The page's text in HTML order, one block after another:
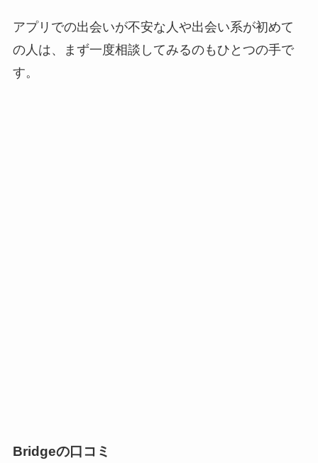
アプリでの出会いが不安な人や出会い系が初めて
の人は、まず一度相談してみるのもひとつの手で
す。
Bridgeの口コミ